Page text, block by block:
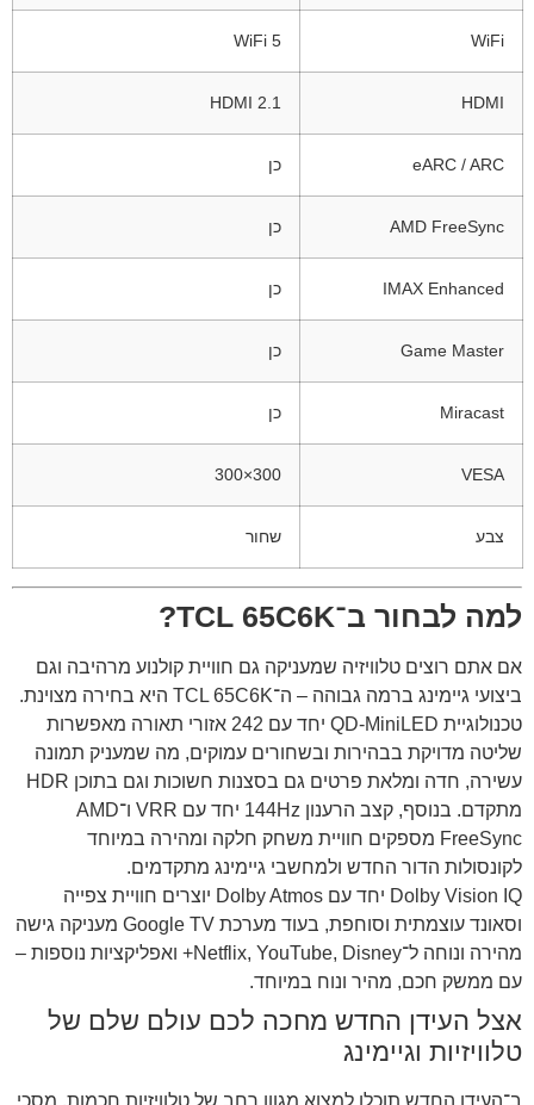
WiFi
WiFi 5
HDMI
HDMI 2.1
eARC / ARC כן
AMD FreeSync כן
IMAX Enhanced כן
Game Master כן
Miracast כן
VESA
300×300
צבע שחור
למה לבחור ב־TCL 65C6K?
אם אתם רוצים טלוויזיה שמעניקה גם חוויית קולנוע מרהיבה וגם
ביצועי גיימינג ברמה גבוהה – ה־TCL 65C6K היא בחירה מצוינת.
טכנולוגיית QD-MiniLED יחד עם 242 אזורי תאורה מאפשרות
שליטה מדויקת בבהירות ובשחורים עמוקים, מה שמעניק תמונה
עשירה, חדה ומלאת פרטים גם בסצנות חשוכות וגם בתוכן HDR
מתקדם. בנוסף, קצב הרענון 144Hz יחד עם VRR ו־AMD
FreeSync מספקים חוויית משחק חלקה ומהירה במיוחד
לקונסולות הדור החדש ולמחשבי גיימינג מתקדמים.
Dolby Vision IQ יחד עם Dolby Atmos יוצרים חוויית צפייה
וסאונד עוצמתית וסוחפת, בעוד מערכת Google TV מעניקה גישה
מהירה ונוחה ל־Netflix, YouTube, Disney+ ואפליקציות נוספות –
עם ממשק חכם, מהיר ונוח במיוחד.
אצל העידן החדש מחכה לכם עולם שלם של
טלוויזיות וגיימינג
ב־העידן החדש תוכלו למצוא מגוון רחב של טלוויזיות חכמות, מסכי